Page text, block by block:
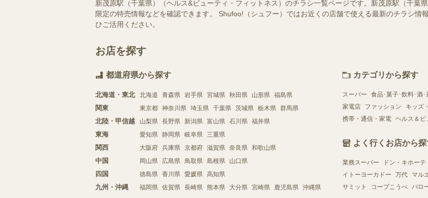
新茂原駅（千葉県）（ヘルス&ビューティ・フィットネス）のチラシ一覧ページです。新茂原駅（千葉
限定の特売情報などを確認できます。 Shufoo!（シュフー）ではお近くの店舗で使える最新のチラシ情
ひご活用ください。
お店を探す
都道府県から探す
北海道・東北 北海道 青森県 岩手県 宮城県 秋田県 山形県 福島県
関東 東京都 神奈川県 埼玉県 千葉県 茨城県 栃木県 群馬県
北陸・甲信越 山梨県 長野県 新潟県 富山県 石川県 福井県
東海 愛知県 静岡県 岐阜県 三重県
関西 大阪府 兵庫県 京都府 滋賀県 奈良県 和歌山県
中国 岡山県 広島県 鳥取県 島根県 山口県
四国 徳島県 香川県 愛媛県 高知県
九州・沖縄 福岡県 佐賀県 長崎県 熊本県 大分県 宮崎県 鹿児島県 沖縄県
カテゴリから探す
スーパー 食品･菓子･飲料･酒
家電店
ファッション キッズ
携帯・通信・家電 ヘルス＆ビ
よく行くお店から探
業務スーパー ドン・キホーテ
イトーヨーカドー
万代 マル
サミット
コープこうべ バロ